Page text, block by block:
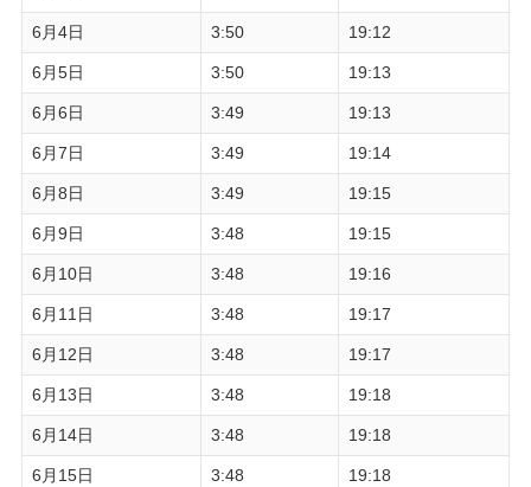
6月4日 3:50 19:12
6月5日 3:50 19:13
6月6日 3:49 19:13
6月7日 3:49 19:14
6月8日 3:49 19:15
6月9日 3:48 19:15
6月10日 3:48 19:16
6月11日 3:48 19:17
6月12日 3:48 19:17
6月13日 3:48 19:18
6月14日 3:48 19:18
6月15日 3:48 19:18